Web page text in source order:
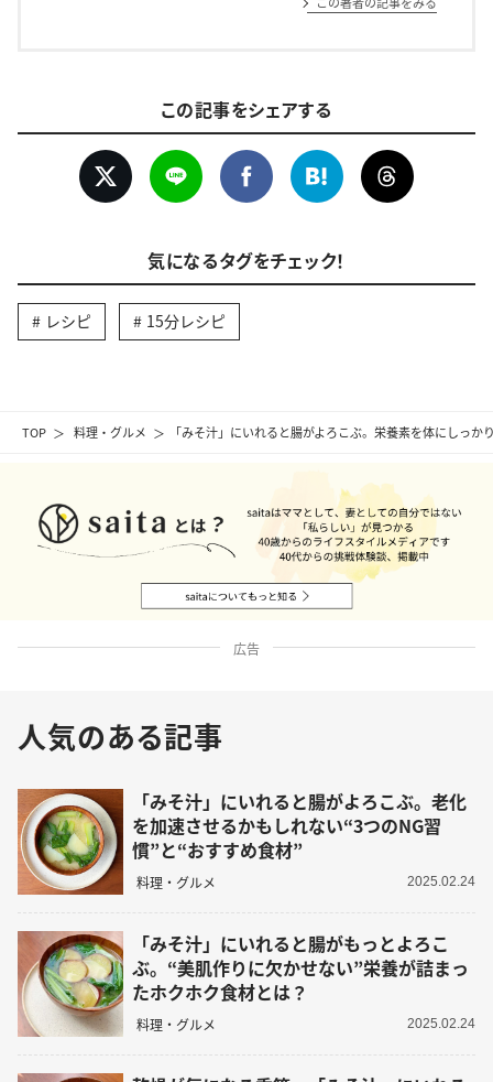
TOP 料理・グルメ 「みそ汁」にいれると腸がよろこぶ。栄養素を体にしっか
この記事をシェアする
気になるタグをチェック！
レシピ 15分レシピ
広告
人気のある記事
「みそ汁」にいれると腸がよろこぶ。老化
を加速させるかもしれない“3つのNG習
慣”と“おすすめ食材”
料理・グルメ 2025.02.24
「みそ汁」にいれると腸がもっとよろこ
ぶ。“美肌作りに欠かせない”栄養が詰まっ
たホクホク食材とは？
料理・グルメ 2025.02.24